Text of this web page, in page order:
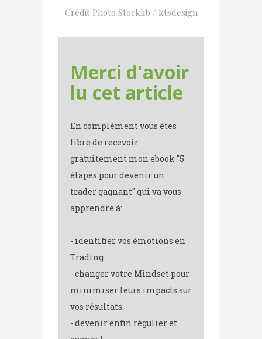
Crédit Photo Stocklib / ktsdesign
Merci d'avoir
lu cet article
En complément vous êtes
libre de recevoir
gratuitement mon ebook "5
étapes pour devenir un
trader gagnant" qui va vous
apprendre à:
- identifier vos émotions en
Trading.
- changer votre Mindset pour
minimiser leurs impacts sur
vos résultats.
- devenir enfin régulier et